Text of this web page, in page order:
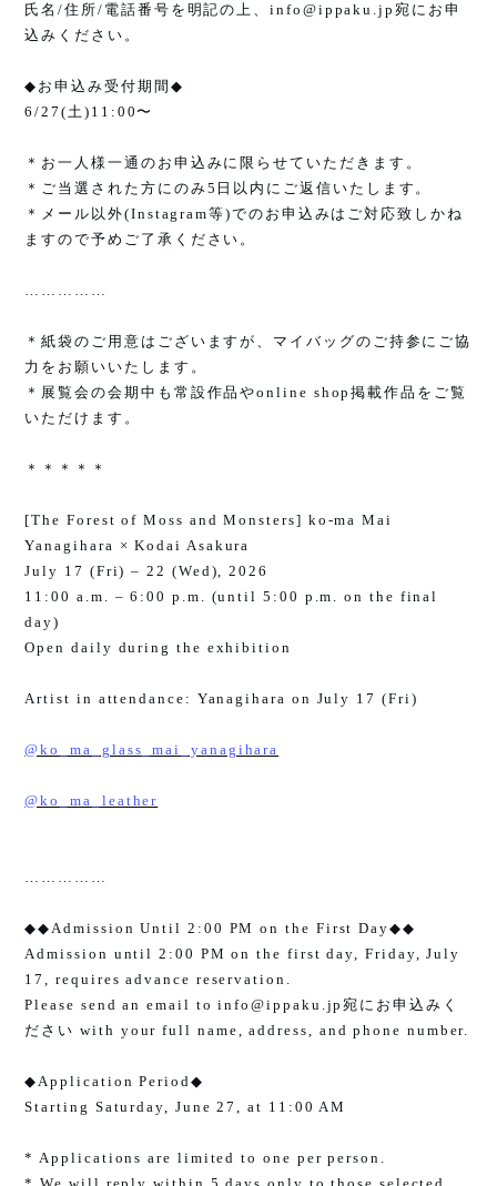
氏名/住所/ 電話番号を明記の上、info@ippaku.jp宛にお申
込みください。
◆ お申込み受付期間 ◆
6/27(土)11:00〜
＊お一人様一通のお申込みに限らせていただきます。
＊ご当選された方にのみ5 日以内にご返信いたします。
＊メール以外(Instagram等)でのお申込みはご対応致しかね
ますので予めご了承ください。
……………
＊紙袋のご用意はございますが、マイバッグのご持参にご協
力をお願いいたします。
＊展覧会の会期中も常設作品やonline shop掲載作品をご覧
いただけます。
＊＊＊＊＊
[The Forest of Moss and Monsters] ko-ma Mai
Yanagihara × Kodai Asakura
July 17 (Fri) – 22 (Wed), 2026
11:00 a.m. – 6:00 p.m. (until 5:00 p.m. on the final
day)
Open daily during the exhibition
Artist in attendance: Yanagihara on July 17 (Fri)
@ko_ma_glass_mai_yanagihara
@ko_ma_leather
……………
◆◆Admission Until 2:00 PM on the First Day◆◆
Admission until 2:00 PM on the first day, Friday, July
17, requires advance reservation.
Please send an email toinfo@ippaku.jp宛にお申込みく
ださい with your full name, address, and phone number.
◆Application Period◆
Starting Saturday, June 27, at 11:00 AM
* Applications are limited to one per person.